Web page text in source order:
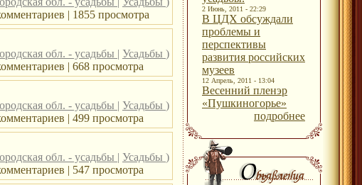
| 1855 просмотра
обл. - усадьбы | Усадьбы )
| 668 просмотра
обл. - усадьбы | Усадьбы )
| 499 просмотра
обл. - усадьбы | Усадьбы )
| 547 просмотра
2 Июнь, 2011 - 22:29
В ЦДХ обсуждали
проблемы и
перспективы
развития российских
музеев
12 Апрель, 2011 - 13:04
Весенний пленэр
«Пушкиногорье»
подробнее